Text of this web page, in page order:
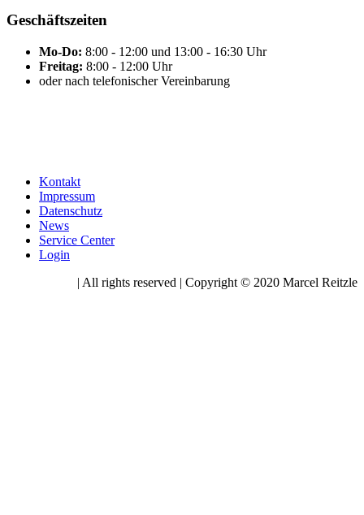
Geschäftszeiten
Mo-Do: 8:00 - 12:00 und 13:00 - 16:30 Uhr
Freitag: 8:00 - 12:00 Uhr
oder nach telefonischer Vereinbarung
Kontakt
Impressum
Datenschutz
News
Service Center
Login
| All rights reserved | Copyright © 2020 Marcel Reitzle